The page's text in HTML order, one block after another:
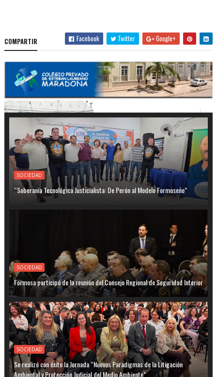
COMPARTIR Facebook Twitter Google+
SOCIEDAD
“Soberanía Tecnológica Justicialista: De Perón al Modelo Formoseño”
SOCIEDAD
Formosa participó de la reunión del Consejo Regional de Seguridad Interior
SOCIEDAD
Se realizó con éxito la Jornada “Nuevos Paradigmas de la Litigación
Ambiental y Protección Judicial del Medio Ambiente”